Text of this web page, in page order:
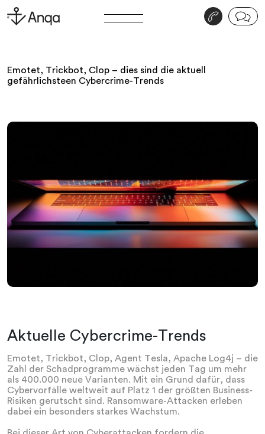
v j
Emotet, Trickbot, Clop – dies sind die aktuell
gefährlichsteen Cybercrime-Trends
Aktuelle Cybercrime-Trends
Emotet, Trickbot, Clop, Agent Tesla, Apache Log4j – die
Zahl der Schadprogramme wächst jeden Tag um mehr
als 400.000 neue Varianten. Mit ein Grund dafür, dass
Cybervorfälle weltweit auf Platz 1 der größten Business-
Risiken gerutscht sind. Ransomware-Attacken erleben
dabei ein besonders starkes Wachstum.